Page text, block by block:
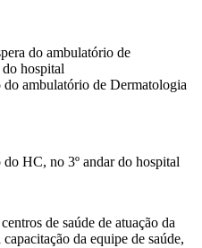
do ambulatório de
hospital
ambulatório de Dermatologia
HC, no 3º andar do hospital
de saúde de atuação da
da equipe de saúde,